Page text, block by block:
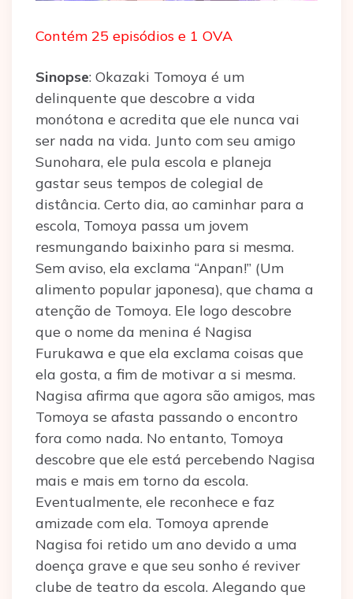
Contém 25 episódios e 1 OVA
Sinopse: Okazaki Tomoya é um
delinquente que descobre a vida
monótona e acredita que ele nunca vai
ser nada na vida. Junto com seu amigo
Sunohara, ele pula escola e planeja
gastar seus tempos de colegial de
distância. Certo dia, ao caminhar para a
escola, Tomoya passa um jovem
resmungando baixinho para si mesma.
Sem aviso, ela exclama “Anpan!” (Um
alimento popular japonesa), que chama a
atenção de Tomoya. Ele logo descobre
que o nome da menina é Nagisa
Furukawa e que ela exclama coisas que
ela gosta, a fim de motivar a si mesma.
Nagisa afirma que agora são amigos, mas
Tomoya se afasta passando o encontro
fora como nada. No entanto, Tomoya
descobre que ele está percebendo Nagisa
mais e mais em torno da escola.
Eventualmente, ele reconhece e faz
amizade com ela. Tomoya aprende
Nagisa foi retido um ano devido a uma
doença grave e que seu sonho é reviver
clube de teatro da escola. Alegando que